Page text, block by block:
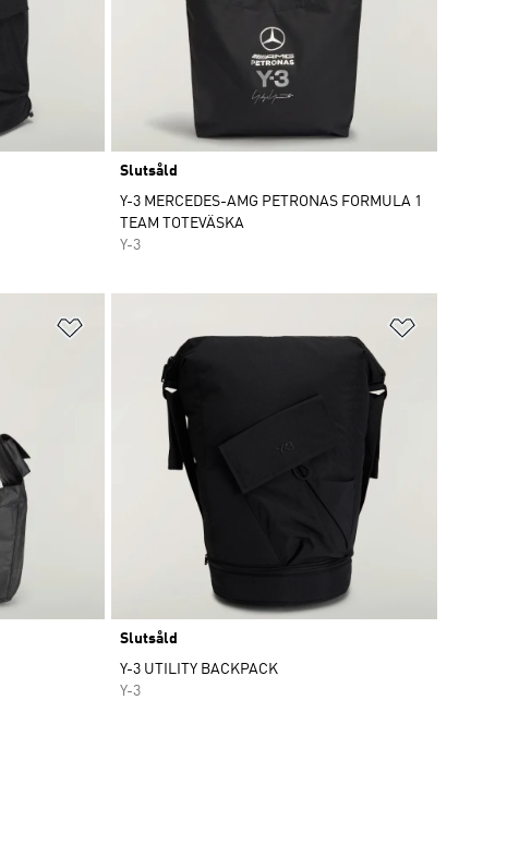
Slutsåld
Y-3 MERCEDES-AMG PETRONAS FORMULA 1
TEAM TOTEVÄSKA
Y-3
Slutsåld
Y-3 UTILITY BACKPACK
Y-3